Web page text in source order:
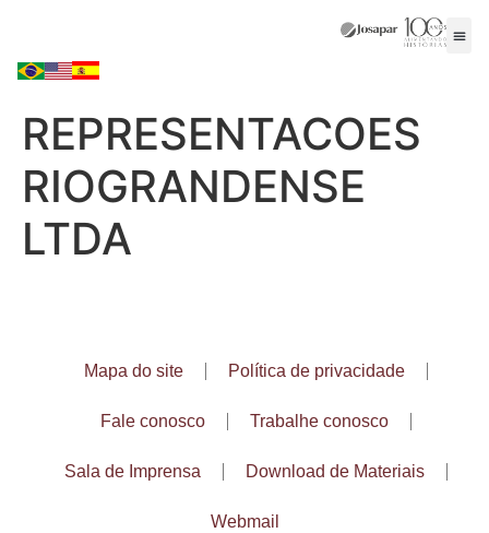
REPRESENTACOES
RIOGRANDENSE
LTDA
Mapa do site Política de privacidade
Fale conosco Trabalhe conosco
Sala de Imprensa Download de Materiais
Webmail